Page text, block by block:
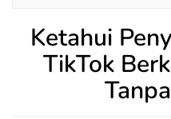
Ketahui
TikTok